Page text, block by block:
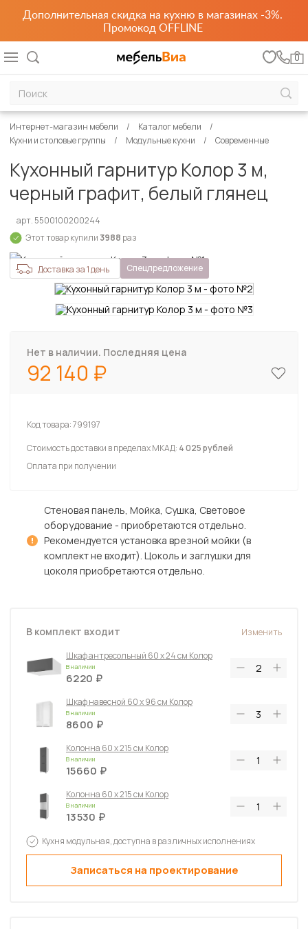
Дополнительная скидка на кухню в магазинах -3%.
Промокод OFFLINE
0
Интернет-магазин мебели
Каталог мебели
Кухни и столовые группы
Модульные кухни Современные
Кухонный гарнитур Колор 3 м,
черный графит, белый глянец
арт. 5500100200244
Этот товар купили 3988 раз
Доставка за 1 день Спецпредложение
Нет в наличии. Последняя цена
92 140
Код товара:799197
Стоимость доставки в пределах МКАД: 4 025 рублей
Оплата при получении
Стеновая панель, Мойка, Сушка, Световое
оборудование - приобретаются отдельно.
Рекомендуется установка врезной мойки (в
комплект не входит). Цоколь и заглушки для
цоколя приобретаются отдельно.
В комплект входит Изменить
Шкаф антресольный 60 х 24 см Колор
В наличии
6220
Шкаф навесной 60 х 96 см Колор
В наличии
8600
Колонна 60 х 215 см Колор
В наличии
15660
Колонна 60 х 215 см Колор
В наличии
13530
Тумба напольная угловая 110 х 82 см (
фасад 50 см) Колор
9550
Кухня модульная, доступна в различных исполнениях
Записаться на проектирование